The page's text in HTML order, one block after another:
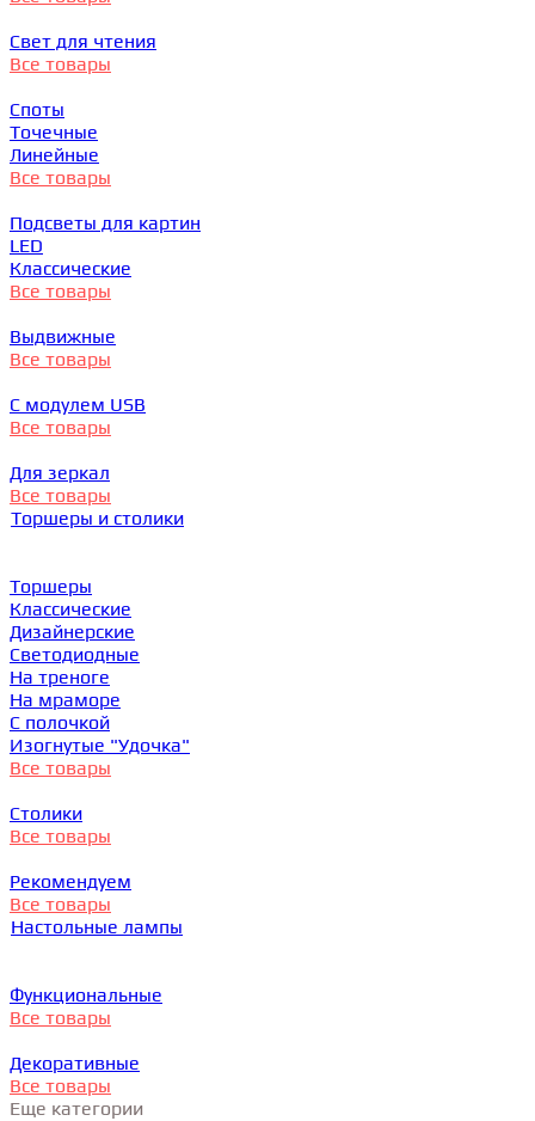
Свет для чтения
Все товары
Споты
Точечные
Линейные
Все товары
Подсветы для картин
LED
Классические
Все товары
Выдвижные
Все товары
С модулем USB
Все товары
Для зеркал
Все товары
Торшеры и столики
Торшеры
Классические
Дизайнерские
Светодиодные
На треноге
На мраморе
С полочкой
Изогнутые "Удочка"
Все товары
Столики
Все товары
Рекомендуем
Все товары
Настольные лампы
Функциональные
Все товары
Декоративные
Все товары
Еще категории